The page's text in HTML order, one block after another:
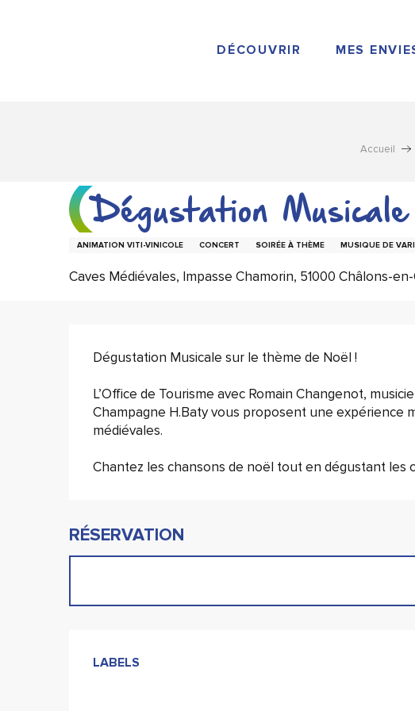
DÉCOUVRIR MES
Accueil
Dégustation
ANIMATION VITI-VINICOLE CONCERT SOIRÉE À THÈME MUSIQUE DE
Caves Médiévales, Impasse Chamorin, 51000 Châlons-
Description
Dégustation Musicale sur le thème de Noël !
L’Office de Tourisme avec Romain Changenot,
Champagne H.Baty vous proposent une expérience
médiévales.
Chantez les chansons de noël tout en dégustant les
RÉSERVATION
LABELS
LABELS